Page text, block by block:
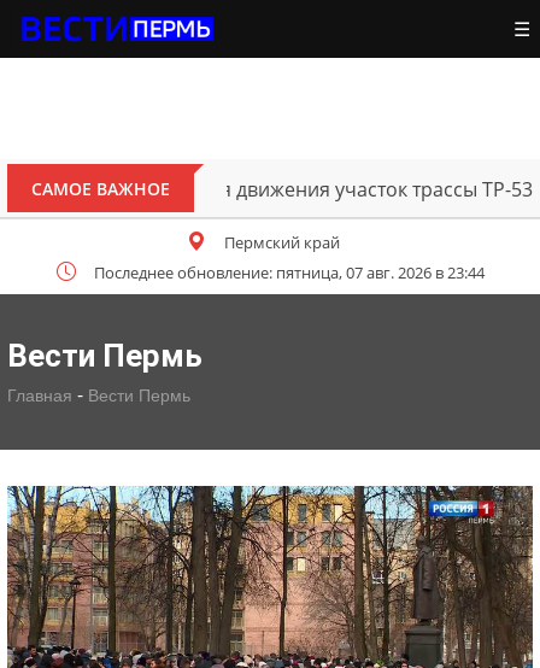
☰
САМОЕ ВАЖНОЕ
В Перми открыт для движения участок трассы ТР-53
Пермский край
Последнее обновление: пятница, 07 авг. 2026 в 23:44
Вести Пермь
Главная - Вести Пермь